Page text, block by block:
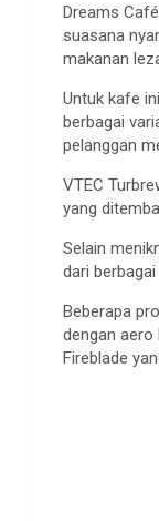
Dreams
suasana
makanan
Untuk kafe
berbagai
pelanggan
VTEC
yang
Selain
dari
Beberapa
dengan aero
Fireblade